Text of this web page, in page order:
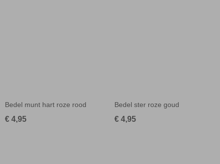
Bedel munt hart roze rood
€ 4,95
Bedel ster roze goud
€ 4,95